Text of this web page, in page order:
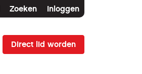
Zoeken Inloggen
Direct lid worden